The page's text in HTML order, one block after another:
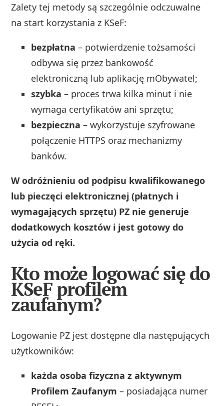
Zalety tej metody są szczególnie odczuwalne
na start korzystania z KSeF:
bezpłatna – potwierdzenie tożsamości
odbywa się przez bankowość
elektroniczną lub aplikację mObywatel;
szybka – proces trwa kilka minut i nie
wymaga certyfikatów ani sprzętu;
bezpieczna – wykorzystuje szyfrowane
połączenie HTTPS oraz mechanizmy
banków.
W odróżnieniu od podpisu kwalifikowanego
lub pieczęci elektronicznej (płatnych i
wymagających sprzętu) PZ nie generuje
dodatkowych kosztów i jest gotowy do
użycia od ręki.
Kto może logować się do
KSeF profilem
zaufanym?
Logowanie PZ jest dostępne dla następujących
użytkowników:
każda osoba fizyczna z aktywnym
Profilem Zaufanym – posiadająca numer